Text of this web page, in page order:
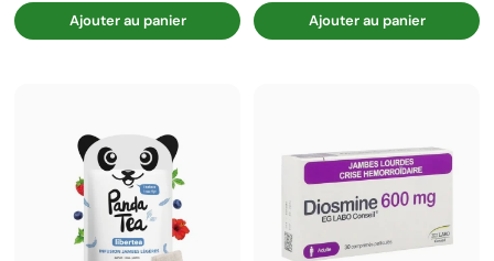
Ajouter au panier Ajouter au panier